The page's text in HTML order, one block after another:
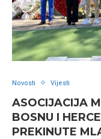
Novosti Vijesti
ASOCIJACIJA
BOSNU I
PREKINUTE